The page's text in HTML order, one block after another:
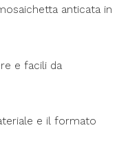
anticata in
e facili da
e il formato